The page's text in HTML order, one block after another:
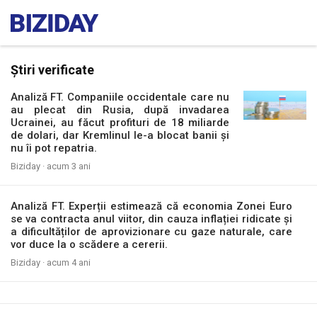
Știri verificate
Analiză FT. Companiile occidentale care nu
au plecat din Rusia, după invadarea
Ucrainei, au făcut profituri de 18 miliarde
de dolari, dar Kremlinul le-a blocat banii și
nu îi pot repatria.
Biziday · acum 3 ani
Analiză FT. Experții estimează că economia Zonei Euro
se va contracta anul viitor, din cauza inflației ridicate și
a dificultăților de aprovizionare cu gaze naturale, care
vor duce la o scădere a cererii.
Biziday · acum 4 ani